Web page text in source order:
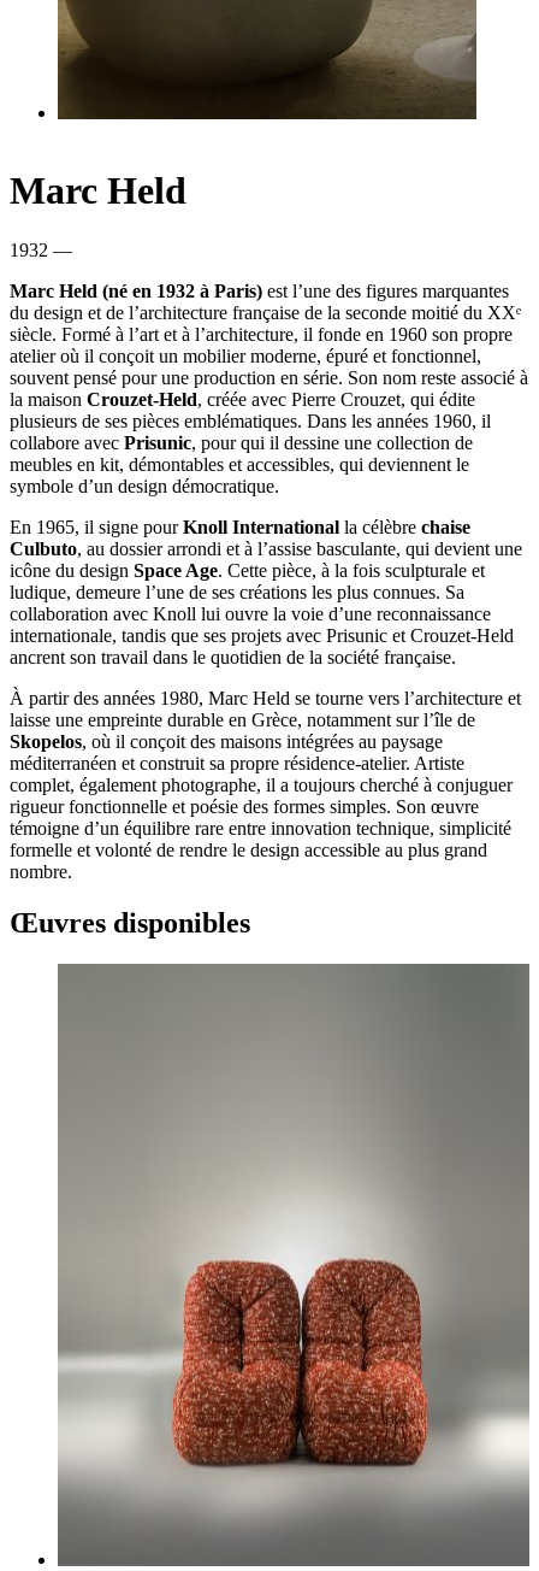
Marc Held
1932 —
Marc Held (né en 1932 à Paris) est l’une des figures marquantes
du design et de l’architecture française de la seconde moitié du XXᵉ
siècle. Formé à l’art et à l’architecture, il fonde en 1960 son propre
atelier où il conçoit un mobilier moderne, épuré et fonctionnel,
souvent pensé pour une production en série. Son nom reste associé à
la maison Crouzet-Held, créée avec Pierre Crouzet, qui édite
plusieurs de ses pièces emblématiques. Dans les années 1960, il
collabore avec Prisunic, pour qui il dessine une collection de
meubles en kit, démontables et accessibles, qui deviennent le
symbole d’un design démocratique.
En 1965, il signe pourKnoll International la célèbre chaise
Culbuto, au dossier arrondi et à l’assise basculante, qui devient une
icône du design Space Age. Cette pièce, à la fois sculpturale et
ludique, demeure l’une de ses créations les plus connues. Sa
collaboration avec Knoll lui ouvre la voie d’une reconnaissance
internationale, tandis que ses projets avec Prisunic et Crouzet-Held
ancrent son travail dans le quotidien de la société française.
À partir des années 1980, Marc Held se tourne vers l’architecture et
laisse une empreinte durable en Grèce, notamment sur l’île de
Skopelos, où il conçoit des maisons intégrées au paysage
méditerranéen et construit sa propre résidence-atelier. Artiste
complet, également photographe, il a toujours cherché à conjuguer
rigueur fonctionnelle et poésie des formes simples. Son œuvre
témoigne d’un équilibre rare entre innovation technique, simplicité
formelle et volonté de rendre le design accessible au plus grand
nombre.
Œuvres disponibles